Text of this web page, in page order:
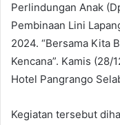
Perlindungan Anak
Pembinaan Lini
2024. “Bersama Kita
Kencana”. Kamis
Hotel Pangrango
Kegiatan tersebut